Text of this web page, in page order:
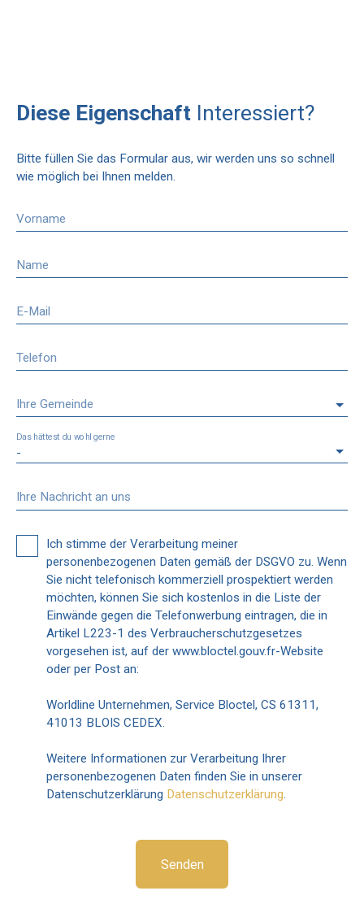
Diese Eigenschaft Interessiert?
Bitte füllen Sie das Formular aus, wir werden uns so schnell
wie möglich bei Ihnen melden.
Vorname
Name
E-Mail
Telefon
Ihre Gemeinde
-
Das hättest du wohl gerne
Ihre Nachricht an uns
Ich stimme der Verarbeitung meiner
personenbezogenen Daten gemäß der DSGVO zu. Wenn
Sie nicht telefonisch kommerziell prospektiert werden
möchten, können Sie sich kostenlos in die Liste der
Einwände gegen die Telefonwerbung eintragen, die in
Artikel L223-1 des Verbraucherschutzgesetzes
vorgesehen ist, auf der www.bloctel.gouv.fr-Website
oder per Post an:
Worldline Unternehmen, Service Bloctel, CS 61311,
41013 BLOIS CEDEX.
Weitere Informationen zur Verarbeitung Ihrer
personenbezogenen Daten finden Sie in unserer
Datenschutzerklärung Datenschutzerklärung.
Senden